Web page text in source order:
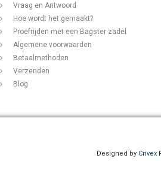
Vraag en Antwoord
Hoe wordt het gemaakt?
Proefrijden met een Bagster zadel
Algemene voorwaarden
Betaalmethoden
Verzenden
Blog
Designed by Crivex